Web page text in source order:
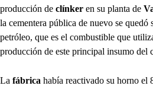
producción de clínker en su planta de
la cementera pública de nuevo se quedó
petróleo, que es el combustible que
producción de este principal insumo del
La fábrica había reactivado su horno el